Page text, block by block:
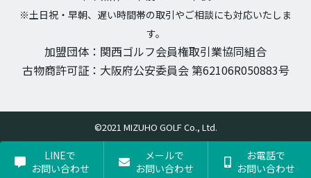
※土日祝・早朝、遅い時間帯の取引やご相談にも対応いたしま
す。
加盟団体：関西ゴルフ会員権取引業協同組合
古物商許可証：大阪府公安委員会 第62106R050883号
©2021 MIZUHO GOLF Co., Ltd.
LINEで
お問い合わせ
メールで
お問い合わせ
お電話で
お問い合わせ